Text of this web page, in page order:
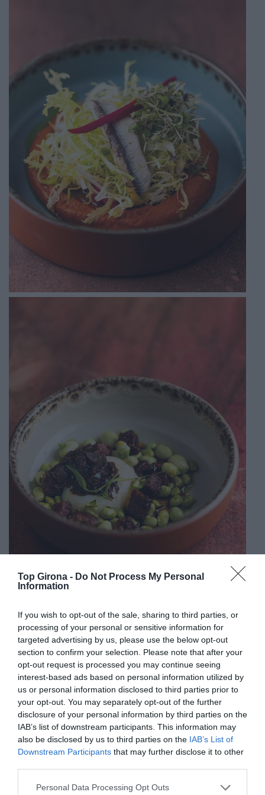
Top Girona - Do Not Process My Personal
Information
If you wish to opt-out of the sale, sharing to third parties, or
processing of your personal or sensitive information for
targeted advertising by us, please use the below opt-out
section to confirm your selection. Please note that after your
opt-out request is processed you may continue seeing
interest-based ads based on personal information utilized by
us or personal information disclosed to third parties prior to
your opt-out. You may separately opt-out of the further
disclosure of your personal information by third parties on the
IAB’s list of downstream participants. This information may
also be disclosed by us to third parties on the IAB’s List of
Downstream Participants that may further disclose it to other
Personal Data Processing Opt Outs
Un procés artesà
El cor de Ceràmiques Graupera és el seu procés
d’elaboració artesana. Tot comença amb la selecció de
terres naturals de primera qualitat, que es treballen
manualment per obtenir la textura i la plasticitat
adequades. Cada peça es forma amb una combinació
molt precisa entre tecnologia i mà d’obra experta: tot i
l’ús de premses modernes, els artesans intervenen en